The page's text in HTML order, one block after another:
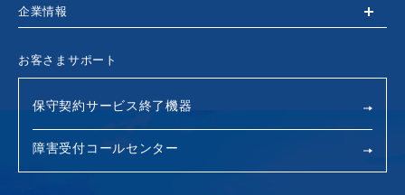
企業情報
お客さまサポート
保守契約サービス終了機器
障害受付コールセンター